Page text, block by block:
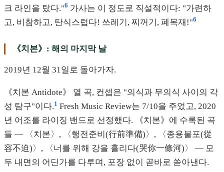
크 라인을 탔다."6 가사는 이 정도로 직설적이다: "가련하
고, 비참하고, 탄식스럽다! 쓰레기, 찌꺼기, 폐목재!"6
《치본》: 해의 마지막 날
2019년 12월 31일로 돌아가자.
《치본 Antidote》 열 곡, 컨셉은 "의식과 무의식 사이의 각
성 탐구"이다.1 Fresh Music Review는 7/10을 주었고, 2020
년 어조를 라이징 밴드로 선정했다. 《치본》에 수록된 곡
들 — 〈치본〉, 〈행전준비(行前準備)〉, 〈종용불포(從
容不迫)〉, 〈너를 위해 강을 흘리다(哭你一條河)〉 — 모
두 내면의 어딘가를 다루며, 포장 없이 곧바로 쏟아낸다.